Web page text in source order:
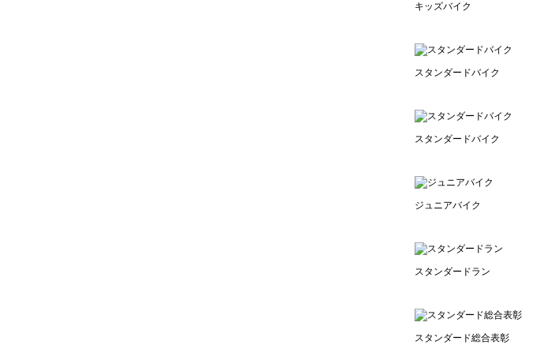
キッズバイク
スタンダードバイク
スタンダードバイク
ジュニアバイク
スタンダードラン
スタンダード総合表彰